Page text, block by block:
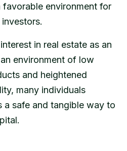
favorable environment for
in real estate as an
environment of low
and heightened
many individuals
a safe and tangible way to